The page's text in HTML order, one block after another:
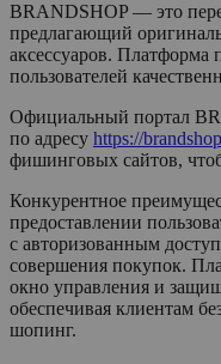
BRANDSHOP — это
предлагающий
аксессуаров. Платформа
пользователей
Официальный портал
по адресу https://
фишинговых сайтов,
Конкурентное
предоставлении
с авторизованным
совершения покупок.
окно управления и
обеспечивая клиентам
шопинг.